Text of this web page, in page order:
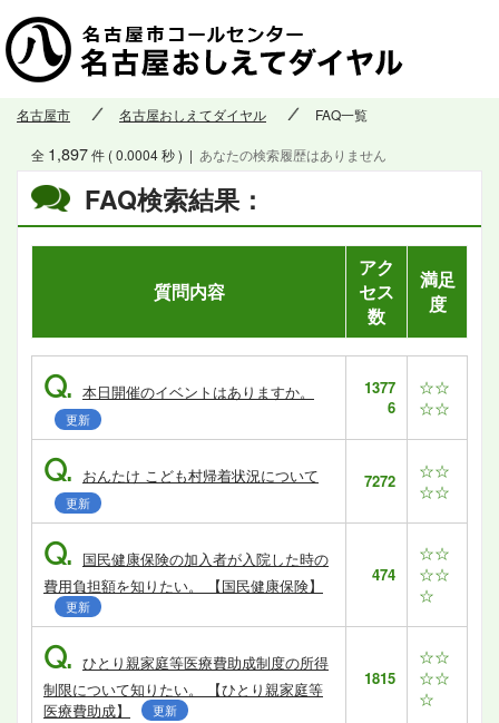
名古屋市 名古屋おしえてダイヤル FAQ一覧
FAQ検索結果：
全 1,897件 ( 0.0004 秒 ) | あなたの検索履歴はありません
質問内容
アク
セス
数
満足
度
Q. 本日開催のイベントはありますか。
更新
1377
6
☆☆
☆☆
Q. おんたけ こども村帰着状況について
更新
7272
☆☆
☆☆
Q. 国民健康保険の加入者が入院した時の
費用負担額を知りたい。 【国民健康保険】
更新
474
☆☆
☆☆
☆
Q. ひとり親家庭等医療費助成制度の所得
制限について知りたい。 【ひとり親家庭等
医療費助成】
更新
1815
☆☆
☆☆
☆